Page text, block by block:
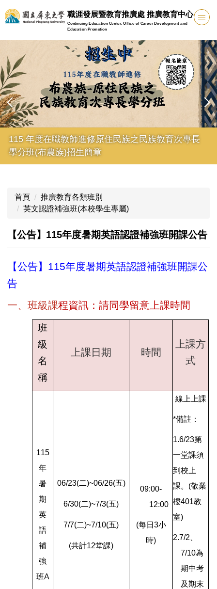
跳
到
要
容
區
職涯發展暨教育推廣處 推廣教育中心
Continuing Education Center, Office of Career Development and
Education Promotion
在職教師進修原住民族之民族教育次專長
布農族)招生簡章
115
首頁
推廣教育各類班別
英文認證補強班(本校學生專屬)
【公告】115年度暑期英語認證補強班開課公告
【公告】115年度暑期英語認證補強班開課公
告
一、 班級課程資訊：請同學留意上課時間
班
級
名
稱
上課日期 時間
上課方
式
115
年
暑
期
英
語
補
強
班A
06/23(二)~06/26(五)
6/30(二)~7/3(五)
7/7(二)~7/10(五)
(共計12堂課)
09:00-
12:00
(每日3小
時)
線上上課
*備註：
1.6/23第
一堂課須
到校上
課。(敬業
樓401教
室)
2.7/2
7/10為
期中考
及期末